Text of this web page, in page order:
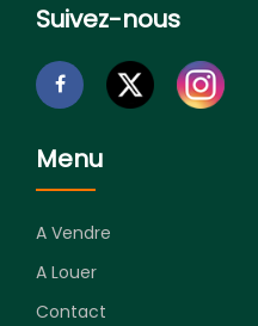
Suivez-nous
Menu
A Vendre
A Louer
Contact